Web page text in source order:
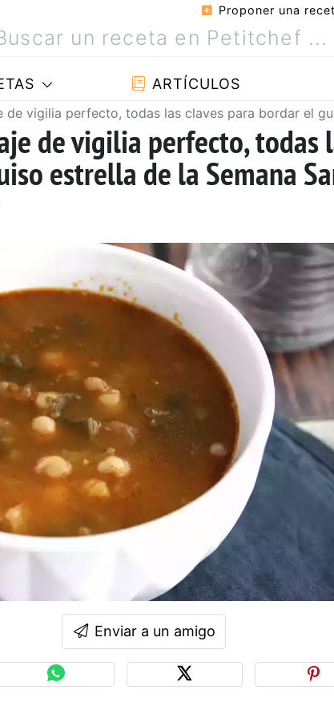
Proponer una
ARTÍCULOS
de vigilia perfecto, todas las claves para bordar el
de vigilia perfecto, todas
estrella de la Semana
Enviar a un amigo